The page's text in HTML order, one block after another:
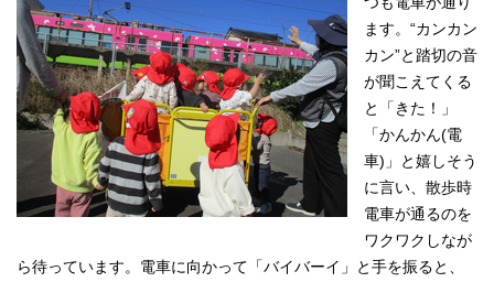
ます。“カンカン
カン”と踏切の音
が聞こえてくる
と「きた！」
「かんかん(電
車)」と嬉しそう
に言い、散歩時
電車が通るのを
ワクワクしなが
ら待っています。電車に向かって「バイバーイ」と手を振ると、